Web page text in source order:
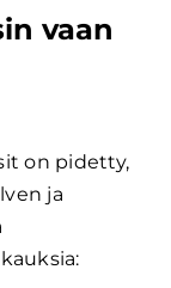
vaan
on pidetty,
ja